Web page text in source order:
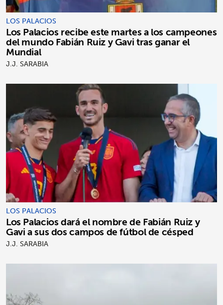
LOS PALACIOS
Los Palacios recibe este martes a los campeones
del mundo Fabián Ruiz y Gavi tras ganar el
Mundial
J.J. SARABIA
LOS PALACIOS
Los Palacios dará el nombre de Fabián Ruiz y
Gavi a sus dos campos de fútbol de césped
J.J. SARABIA